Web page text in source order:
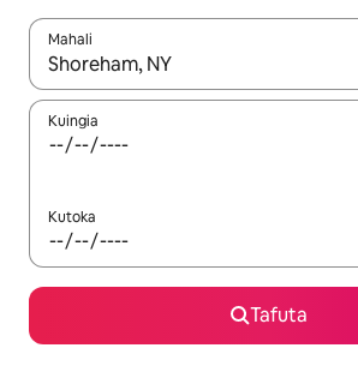
Mahali
Wakati matokeo yanapatikana, vinjari
Kuingia
Kutoka
Tafuta